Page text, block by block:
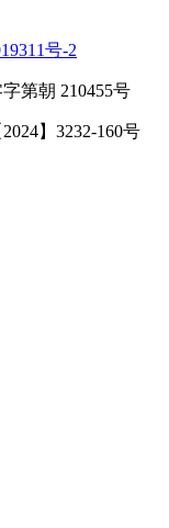
号-2
第朝 210455号
】3232-160号